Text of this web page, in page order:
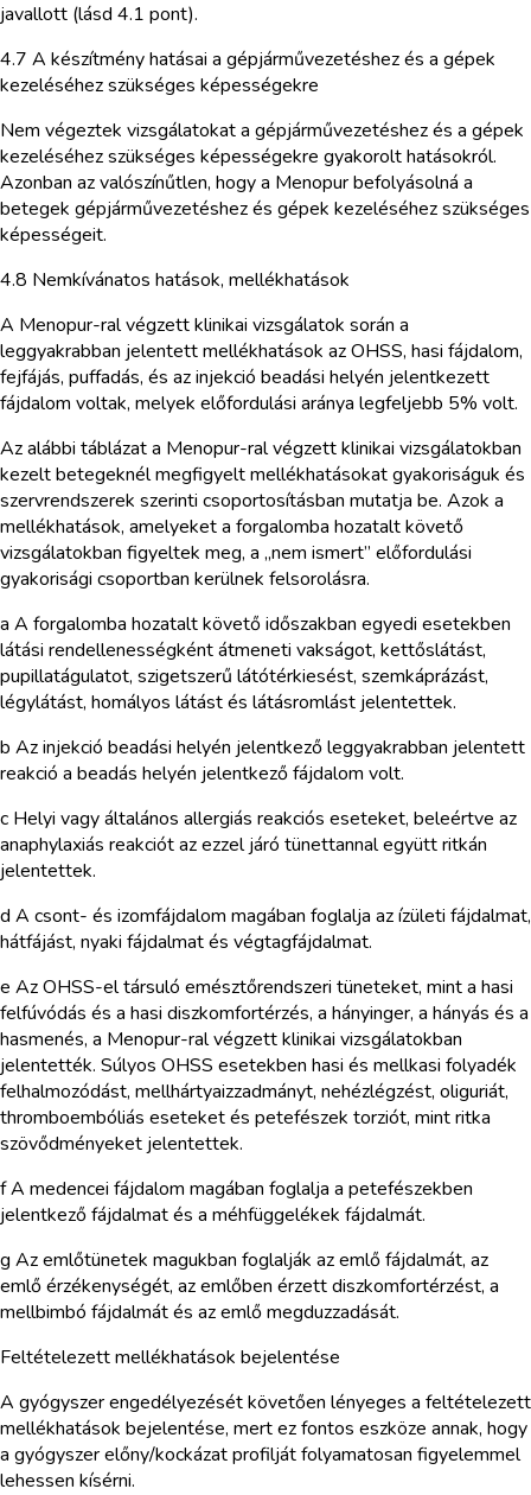
javallott (lásd 4.1 pont).
4.7 A készítmény hatásai a gépjárművezetéshez és a gépek
kezeléséhez szükséges képességekre
Nem végeztek vizsgálatokat a gépjárművezetéshez és a gépek
kezeléséhez szükséges képességekre gyakorolt hatásokról.
Azonban az valószínűtlen, hogy a Menopur befolyásolná a
betegek gépjárművezetéshez és gépek kezeléséhez szükséges
képességeit.
4.8 Nemkívánatos hatások, mellékhatások
A Menopur-ral végzett klinikai vizsgálatok során a
leggyakrabban jelentett mellékhatások az OHSS, hasi fájdalom,
fejfájás, puffadás, és az injekció beadási helyén jelentkezett
fájdalom voltak, melyek előfordulási aránya legfeljebb 5% volt.
Az alábbi táblázat a Menopur-ral végzett klinikai vizsgálatokban
kezelt betegeknél megfigyelt mellékhatásokat gyakoriságuk és
szervrendszerek szerinti csoportosításban mutatja be. Azok a
mellékhatások, amelyeket a forgalomba hozatalt követő
vizsgálatokban figyeltek meg, a „nem ismert” előfordulási
gyakorisági csoportban kerülnek felsorolásra.
a A forgalomba hozatalt követő időszakban egyedi esetekben
látási rendellenességként átmeneti vakságot, kettőslátást,
pupillatágulatot, szigetszerű látótérkiesést, szemkáprázást,
légylátást, homályos látást és látásromlást jelentettek.
b Az injekció beadási helyén jelentkező leggyakrabban jelentett
reakció a beadás helyén jelentkező fájdalom volt.
c Helyi vagy általános allergiás reakciós eseteket, beleértve az
anaphylaxiás reakciót az ezzel járó tünettannal együtt ritkán
jelentettek.
d A csont- és izomfájdalom magában foglalja az ízületi fájdalmat,
hátfájást, nyaki fájdalmat és végtagfájdalmat.
e Az OHSS-el társuló emésztőrendszeri tüneteket, mint a hasi
felfúvódás és a hasi diszkomfortérzés, a hányinger, a hányás és a
hasmenés, a Menopur-ral végzett klinikai vizsgálatokban
jelentették. Súlyos OHSS esetekben hasi és mellkasi folyadék
felhalmozódást, mellhártyaizzadmányt, nehézlégzést, oliguriát,
thromboembóliás eseteket és petefészek torziót, mint ritka
szövődményeket jelentettek.
f A medencei fájdalom magában foglalja a petefészekben
jelentkező fájdalmat és a méhfüggelékek fájdalmát.
g Az emlőtünetek magukban foglalják az emlő fájdalmát, az
emlő érzékenységét, az emlőben érzett diszkomfortérzést, a
mellbimbó fájdalmát és az emlő megduzzadását.
Feltételezett mellékhatások bejelentése
A gyógyszer engedélyezését követően lényeges a feltételezett
mellékhatások bejelentése, mert ez fontos eszköze annak, hogy
a gyógyszer előny/kockázat profilját folyamatosan figyelemmel
lehessen kísérni.